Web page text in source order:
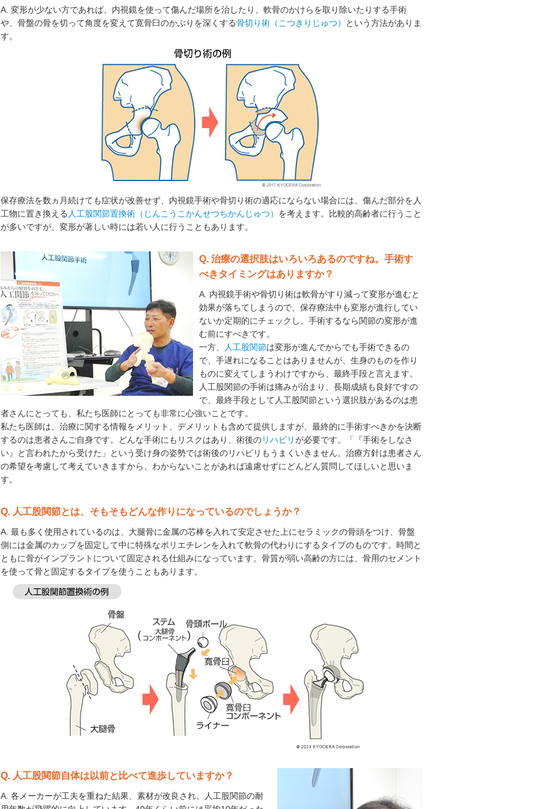
A. 変形が少ない方であれば、内視鏡を使って傷んだ場所を治したり、軟骨のかけらを取り除いたりする手術
や、骨盤の骨を切って角度を変えて寛骨臼のかぶりを深くする骨切り術（こつきりじゅつ）
という方法がありま
す。
保存療法を数ヵ月続けても症状が改善せず、内視鏡手術や骨切り術の適応にならない場合には、傷んだ部分を人
工物に置き換える 人工股関節置換術（じんこうこかんせつちかんじゅつ） を考えます。比較的高齢者に行うこと
が多いですが、変形が著しい時には若い人に行うこともあります。
Q. 治療の選択肢はいろいろあるのですね。手術す
べきタイミングはありますか？
A. 内視鏡手術や骨切り術は軟骨がすり減って変形が進むと
効果が落ちてしまうので、保存療法中も変形が進行してい
ないか定期的にチェックし、手術するなら関節の変形が進
む前にすべきです。
一方、
人工股関節は変形が進んでからでも手術できるの
で、手遅れになることはありませんが、生身のものを作り
ものに変えてしまうわけですから、最終手段と言えます。
人工股関節の手術は痛みが治まり、長期成績も良好ですの
で、最終手段として人工股関節という選択肢があるのは患
者さんにとっても、私たち医師にとっても非常に心強いことです。
私たち医師は、治療に関する情報をメリット、デメリットも含めて提供しますが、最終的に手術すべきかを決断
するのは患者さんご自身です。どんな手術にもリスクはあり、術後のリハビリが必要です。「『手術をしなさ
い』と言われたから受けた」という受け身の姿勢では術後のリハビリもうまくいきません。治療方針は患者さん
の希望を考慮して考えていきますから、わからないことがあれば遠慮せずにどんどん質問してほしいと思いま
す。
Q. 人工股関節とは、そもそもどんな作りになっているのでしょうか？
A. 最も多く使用されているのは、大腿骨に金属の芯棒を入れて安定させた上にセラミックの骨頭をつけ、骨盤
側には金属のカップを固定して中に特殊なポリエチレンを入れて軟骨の代わりにするタイプのものです。時間と
ともに骨がインプラントについて固定される仕組みになっています。骨質が弱い高齢の方には、骨用のセメント
を使って骨と固定するタイプを使うこともあります。
Q. 人工股関節自体は以前と比べて進歩していますか？
A. 各メーカーが工夫を重ねた結果、素材が改良され、人工股関節の耐